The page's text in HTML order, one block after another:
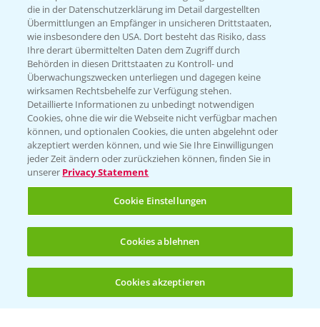
(noch 4)
Hilfe in Notfällen
T.+49 (0)214/30-20220
Folgen Sie uns
Allgemeine Nutzungsbedingungen
Datenschutzerklärung
die in der Datenschutzerklärung im Detail dargestellten
Übermittlungen an Empfänger in unsicheren Drittstaaten,
wie insbesondere den USA. Dort besteht das Risiko, dass
Ihre derart übermittelten Daten dem Zugriff durch
Behörden in diesen Drittstaaten zu Kontroll- und
Überwachungszwecken unterliegen und dagegen keine
wirksamen Rechtsbehelfe zur Verfügung stehen.
Detaillierte Informationen zu unbedingt notwendigen
Cookies, ohne die wir die Webseite nicht verfügbar machen
können, und optionalen Cookies, die unten abgelehnt oder
akzeptiert werden können, und wie Sie Ihre Einwilligungen
jeder Zeit ändern oder zurückziehen können, finden Sie in
unserer Privacy Statement
Cookie Einstellungen
Cookies ablehnen
Cookies akzeptieren